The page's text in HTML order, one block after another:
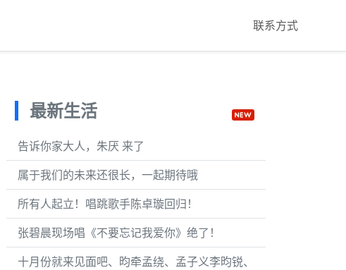
联系方式
最新生活
告诉你家大人，朱厌 来了
属于我们的未来还很长，一起期待哦
所有人起立！唱跳歌手陈卓璇回归！
张碧晨现场唱《不要忘记我爱你》绝了！
十月份就来见面吧、昀牵孟绕、孟子义李昀锐、